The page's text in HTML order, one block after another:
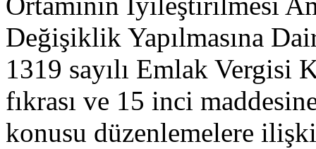
Değişiklik Yapılmasına
1319 sayılı Emlak Vergisi
fıkrası ve 15 inci
konusu düzenlemelere